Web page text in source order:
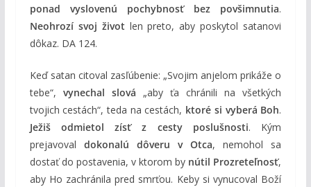
ponad vyslovenú pochybnosť bez povšimnutia.
Neohrozí svoj život len preto, aby poskytol satanovi
dôkaz. DA 124.
Keď satan citoval zasľúbenie: „Svojim anjelom prikáže o
tebe“, vynechal slová „aby ťa chránili na všetkých
tvojich cestách“, teda na cestách, ktoré si vyberá Boh.
Ježiš odmietol zísť z cesty poslušnosti. Kým
prejavoval dokonalú dôveru v Otca, nemohol sa
dostať do postavenia, v ktorom by nútil Prozreteľnosť,
aby Ho zachránila pred smrťou. Keby si vynucoval Boží